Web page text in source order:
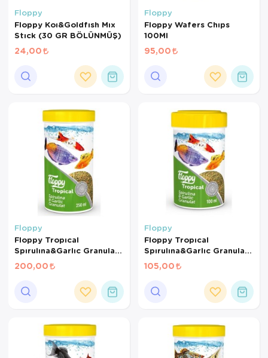
Floppy
Floppy Koı&Goldfısh Mıx
Stıck (30 GR BÖLÜNMÜŞ)
24,00
Floppy
Floppy Wafers Chıps
100Ml
95,00
Floppy
Floppy Tropıcal
Spırulına&Garlıc Granulat
250Ml
200,00
Floppy
Floppy Tropıcal
Spırulına&Garlıc Granulat
100Ml
105,00